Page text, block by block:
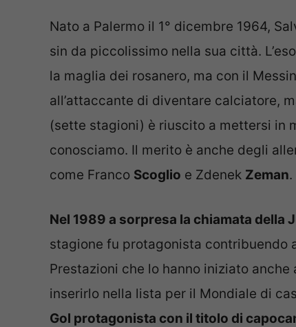
Nato a Palermo il 1° dicembre 1964,
sin da piccolissimo nella sua città.
la maglia dei rosanero, ma con il
all’attaccante di diventare calciatore,
(sette stagioni) è riuscito a mettersi in
conosciamo. Il merito è anche degli
come Franco Scoglio e Zdenek Zeman.
Nel 1989 a sorpresa la chiamata della
stagione fu protagonista contribuendo
Prestazioni che lo hanno iniziato
inserirlo nella lista per il Mondiale di
Gol protagonista con il titolo di